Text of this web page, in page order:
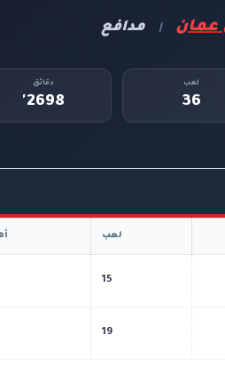
عمان | مدافع
لعب
36
دقائق
2698'
لعب
15
19